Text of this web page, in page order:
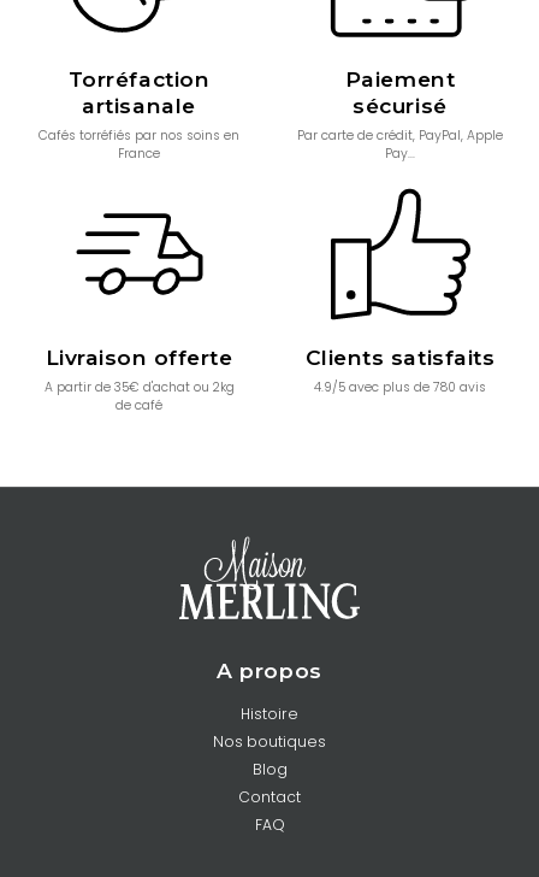
Torréfaction
artisanale
Cafés torréfiés par nos soins en
France
Paiement
sécurisé
Par carte de crédit, PayPal, Apple
Pay...
Livraison offerte
A partir de 35€ d'achat ou 2kg
de café
Clients satisfaits
4.9/5 avec plus de 780 avis
A propos
Histoire
Nos boutiques
Blog
Contact
FAQ